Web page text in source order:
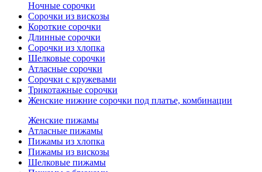
Ночные сорочки
Сорочки из вискозы
Короткие сорочки
Длинные сорочки
Сорочки из хлопка
Шелковые сорочки
Атласные сорочки
Сорочки с кружевами
Трикотажные сорочки
Женские нижние сорочки под платье, комбинации
Женские пижамы
Атласные пижамы
Пижамы из хлопка
Пижамы из вискозы
Шелковые пижамы